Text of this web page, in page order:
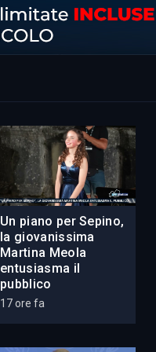
Un piano per Sepino,
la giovanissima
Martina Meola
entusiasma il
pubblico
17 ore fa